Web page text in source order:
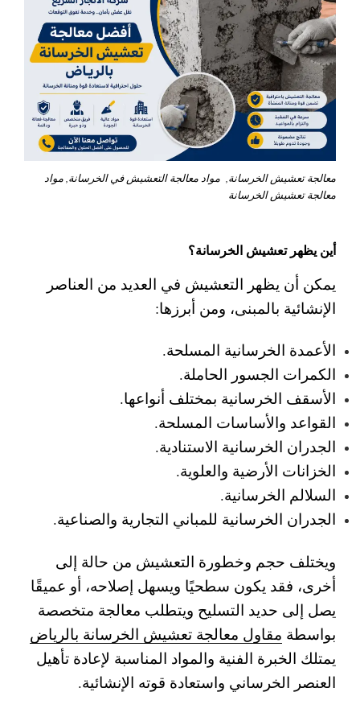
معالجة تعشيش الخرسانة, مواد معالجة التعشيش في الخرسانة, مواد
معالجة تعشيش الخرسانة
أين يظهر تعشيش الخرسانة؟
يمكن أن يظهر التعشيش في العديد من العناصر
الإنشائية بالمبنى، ومن أبرزها:
الأعمدة الخرسانية المسلحة.
الكمرات الجسور الحاملة.
الأسقف الخرسانية بمختلف أنواعها.
القواعد والأساسات المسلحة.
الجدران الخرسانية الاستنادية.
الخزانات الأرضية والعلوية.
السلالم الخرسانية.
الجدران الخرسانية للمباني التجارية والصناعية.
ويختلف حجم وخطورة التعشيش من حالة إلى
أخرى، فقد يكون سطحيًا ويسهل إصلاحه، أو عميقًا
يصل إلى حديد التسليح ويتطلب معالجة متخصصة
بواسطة مقاول معالجة تعشيش الخرسانة بالرياض
يمتلك الخبرة الفنية والمواد المناسبة لإعادة تأهيل
العنصر الخرساني واستعادة قوته الإنشائية.